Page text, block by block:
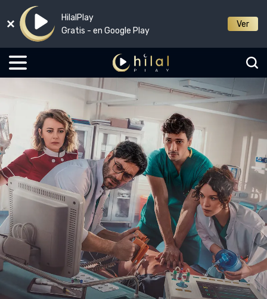
HilalPlay
Gratis - en Google Play
Ver